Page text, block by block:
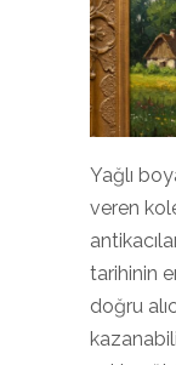
Yağlı
veren
tarihinin
doğru